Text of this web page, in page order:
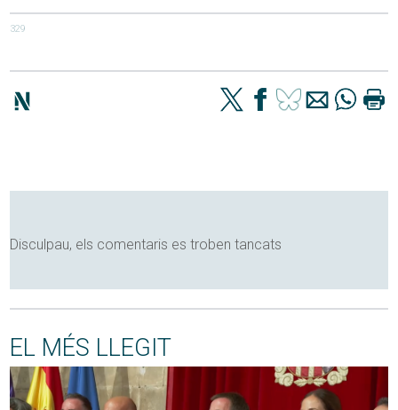
329
Disculpau, els comentaris es troben tancats
EL MÉS LLEGIT